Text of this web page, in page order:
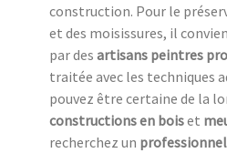
construction. Pour le
et des moisissures, il
par des artisans peintres
traitée avec les techniques
pouvez être certaine de la
constructions en boiset
recherchez un